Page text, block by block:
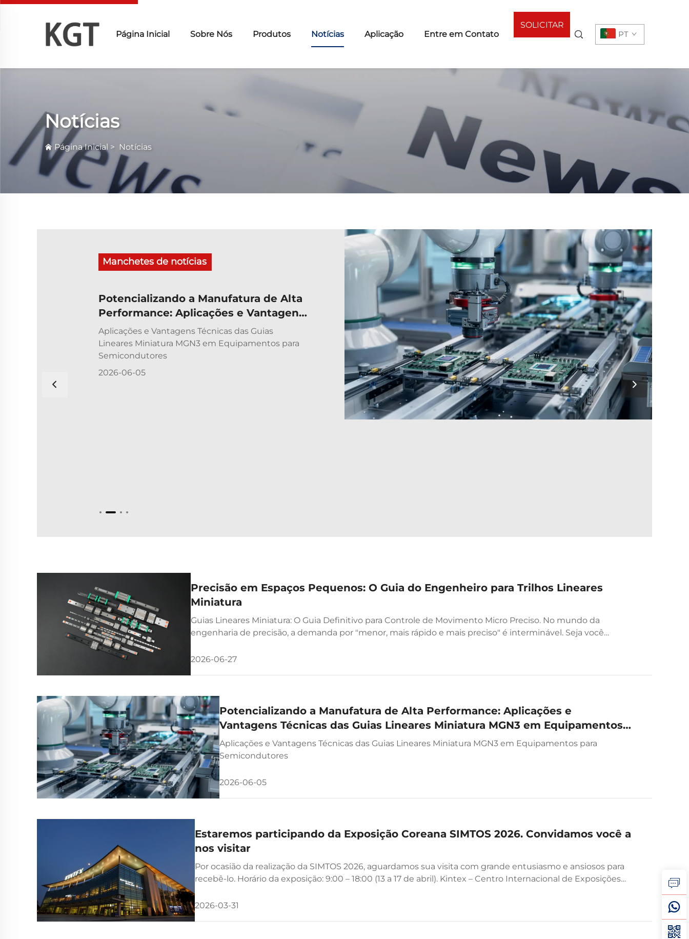
Página Inicial Sobre Nós Produtos Notícias Aplicação Entre em Contato
SOLICITAR
PT
Notícias
Página Inicial > Notícias
Manchetes de notícias
Potencializando a Manufatura de Alta
Performance: Aplicações e Vantagens
Técnicas das Guias Lineares Miniatura
MGN3 em Equipamentos para
Semicondutores
Aplicações e Vantagens Técnicas das Guias
Lineares Miniatura MGN3 em Equipamentos para
Semicondutores
2026-06-05
Precisão em Espaços Pequenos: O Guia do Engenheiro para Trilhos Lineares
Miniatura
Guias Lineares Miniatura: O Guia Definitivo para Controle de Movimento Micro Preciso. No mundo da
engenharia de precisão, a demanda por "menor, mais rápido e mais preciso" é interminável. Seja você
2026-06-27
Potencializando a Manufatura de Alta Performance: Aplicações e
Vantagens Técnicas das Guias Lineares Miniatura MGN3 em Equipamentos
para Semicondutores
Aplicações e Vantagens Técnicas das Guias Lineares Miniatura MGN3 em Equipamentos para
Semicondutores
2026-06-05
Estaremos participando da Exposição Coreana SIMTOS 2026. Convidamos você a
nos visitar
Por ocasião da realização da SIMTOS 2026, aguardamos sua visita com grande entusiasmo e ansiosos para
recebê-lo. Horário da exposição: 9:00 – 18:00 (13 a 17 de abril). Kintex – Centro Internacional de Exposições
2026-03-31